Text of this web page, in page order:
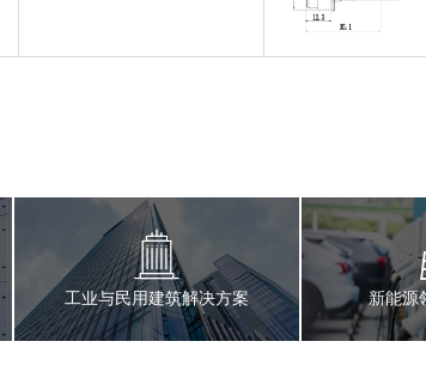
工业与民用建筑解决方案 新能源